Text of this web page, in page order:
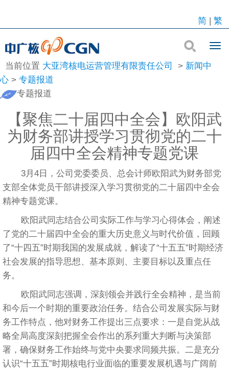
简| 繁
当前位置 大亚湾核电运营管理有限责任公司 > 新闻中
心 > 专题报道
专题报道
【聚焦二十届四中全会】欧阳武
为财务部讲授学习贯彻党的二十
届四中全会精神专题党课
3月4日，公司党委委员、总会计师欧阳武为财务部党
支部全体党员干部讲授深入学习贯彻党的二十届四中全会
精神专题党课。
欧阳武同志结合公司实际工作与学习心得体会，阐述
了党的二十届四中全会的重大历史意义与时代价值，回顾
了“十四五”时期我国的发展成就，解读了“十五五”时期经济
社会发展的指导思想、基本原则、主要目标以及重点任
务。
欧阳武同志强调，深刻领会并践行全会精神，是当前
和今后一个时期的重要政治任务。结合公司发展实际与财
务工作特点，他对财务工作提出三点要求：一是自觉从战
略全局高度深刻把握全会作出的系列重大判断与决策部
署，确保财务工作始终与党中央要求同频共振。二是充分
认识“十五五”时期核电行业面临的重要发展机遇与广阔前